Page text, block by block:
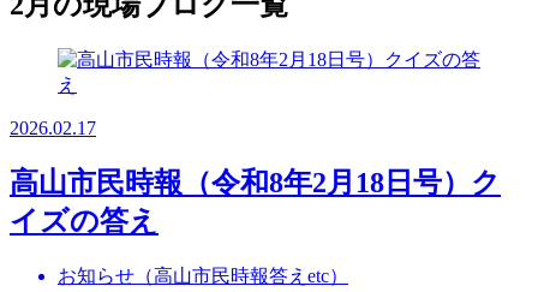
2026.02.17
高山市民時報（令和8年2月18日号）ク
イズの答え
お知らせ（高山市民時報答えetc）